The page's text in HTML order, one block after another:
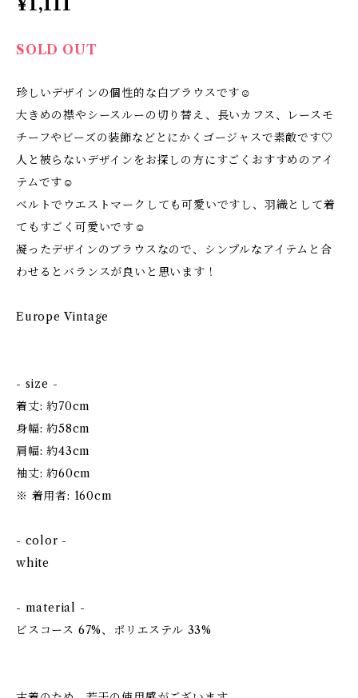
¥1,111
SOLD OUT
珍しいデザインの個性的な白ブラウスです☺
大きめの襟やシースルーの切り替え、長いカフス、レースモ
チーフやビーズの装飾などとにかくゴージャスで素敵です♡
人と被らないデザインをお探しの方にすごくおすすめのアイ
テムです☺
ベルトでウエストマークしても可愛いですし、羽織として着
てもすごく可愛いです☺
凝ったデザインのブラウスなので、シンプルなアイテムと合
わせるとバランスが良いと思います！
Europe Vintage
- size -
着丈: 約70cm
身幅: 約58cm
肩幅: 約43cm
袖丈: 約60cm
※ 着用者: 160cm
- color -
white
- material -
ビスコース 67%、ポリエステル 33%